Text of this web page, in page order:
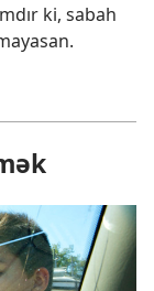
ki, sabah